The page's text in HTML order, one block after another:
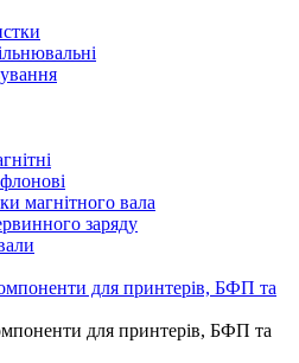
магнітного вала
заряду
для принтерів, БФП та
для принтерів, БФП та